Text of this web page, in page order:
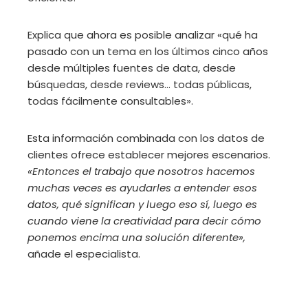
Explica que ahora es posible analizar «qué ha
pasado con un tema en los últimos cinco años
desde múltiples fuentes de data, desde
búsquedas, desde reviews… todas públicas,
todas fácilmente consultables».
Esta información combinada con los datos de
clientes ofrece establecer mejores escenarios.
«Entonces el trabajo que nosotros hacemos
muchas veces es ayudarles a entender esos
datos, qué significan y luego eso sí, luego es
cuando viene la creatividad para decir cómo
ponemos encima una solución diferente»,
añade el especialista.